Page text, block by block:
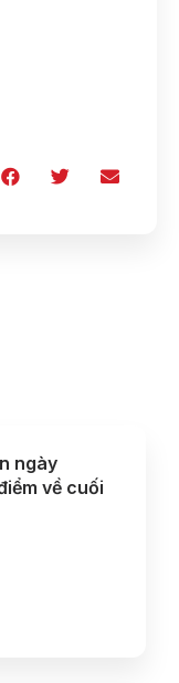
ngày
về cuối